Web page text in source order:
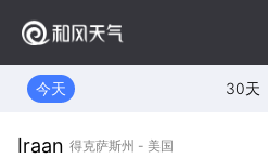
今天 30天
Iraan 得克萨斯州 - 美国